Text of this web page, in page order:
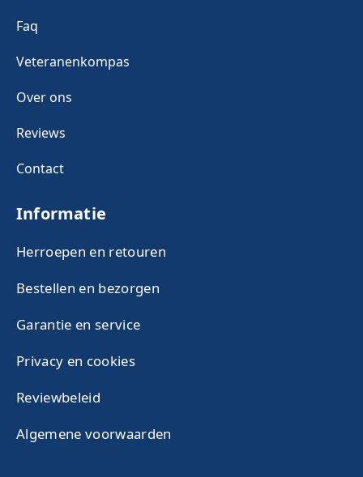
Faq
Veteranenkompas
Over ons
Reviews
Contact
Informatie
Herroepen en retouren
Bestellen en bezorgen
Garantie en service
Privacy en cookies
Reviewbeleid
Algemene voorwaarden